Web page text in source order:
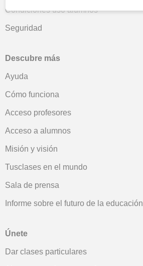
Condiciones uso alumnos
Seguridad
Descubre más
Ayuda
Cómo funciona
Acceso profesores
Acceso a alumnos
Misión y visión
Tusclases en el mundo
Sala de prensa
Informe sobre el futuro de la educación
Únete
Dar clases particulares